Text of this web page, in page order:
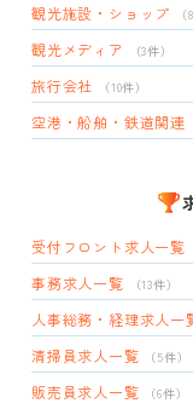
観光施設・ショップ
観光メディア （3件）
旅行会社 （10件）
空港・船舶・鉄道関連
受付フロント求人一覧
事務求人一覧 （13件）
人事総務・経理求人一
清掃員求人一覧 （5件）
販売員求人一覧 （6件）